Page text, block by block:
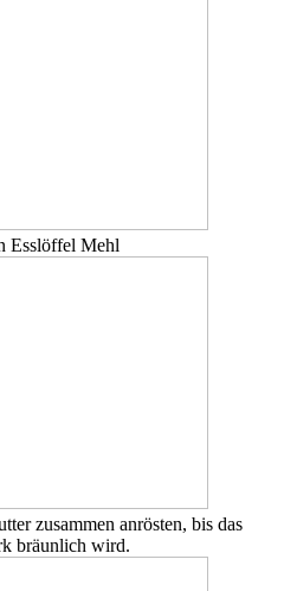
Esslöffel Mehl
zusammen anrösten, bis das
bräunlich wird.